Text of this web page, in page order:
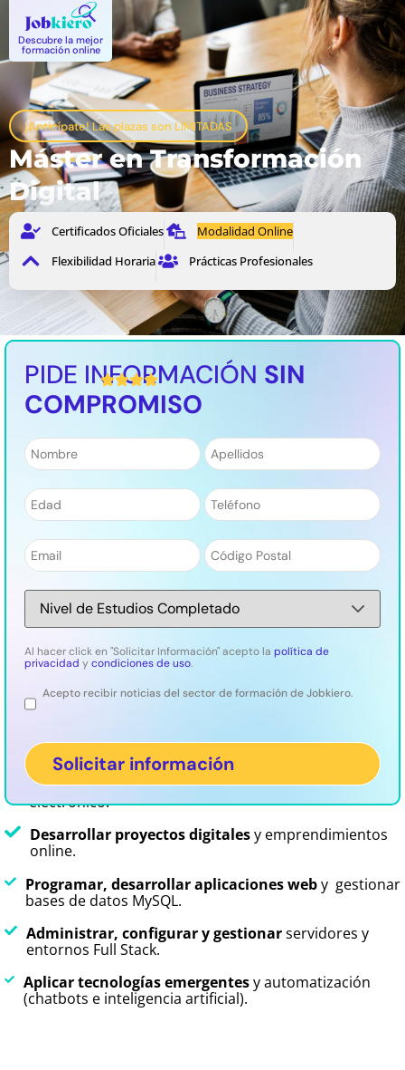
Descubre la mejor
formación online
¡Anticípate! Las plazas son LIMITADAS
Máster en Transformación
Digital
Certificados Oficiales
Modalidad Online
Flexibilidad Horaria
Prácticas Profesionales
PIDE INFORMACIÓN SIN
COMPROMISO
Nombre* Apellidos*
Número* Teléfono*
Email* Código
Postal*
Nivel
Estudios*
Al hacer click en "Solicitar Información" acepto la política de
privacidad ycondiciones de uso.
LegalAcepto recibir noticias del sector de formación de Jobkiero.
4,5 / 5 Valoración media
¿Buscas formar parte de la transformación
digital de las empresas? ¡Conviértete en
profesional con el Máster en Transformación
Digital!
Transforma negocios y lidera el cambio digital con
estrategias innovadoras.
¡Obtén certificaciones oficiales en transformación digital!
Durante el curso aprenderás a:
Diseñar y ejecutar estrategias
de marketing digital.
Optimizar y gestionarplataformas de comercio
electrónico.
Desarrollar proyectos digitalesy emprendimientos
online.
Programar, desarrollar aplicaciones weby gestionar
bases de datos MySQL.
Administrar, configurar y gestionarservidores y
entornos Full Stack.
Aplicar tecnologías emergentesy automatización
(chatbots e inteligencia artificial).